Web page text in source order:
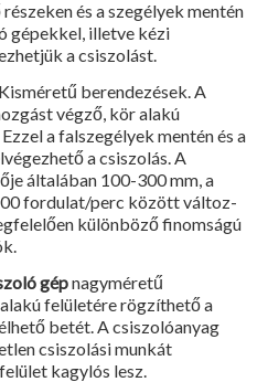
és a szegé­lyek mentén
gépek­kel, illetve kézi
a csiszolást.
berendezések. A
végző, kör alakú
a falszegélyek mentén és a
a csiszolás. A
általában 100-300 mm, a
fordulat/perc között változ­
különböző finomságú
gépnagyméretű
felületére rög­zíthető a
betét. A csiszolóanyag
csiszolási munkát
kagylós lesz.